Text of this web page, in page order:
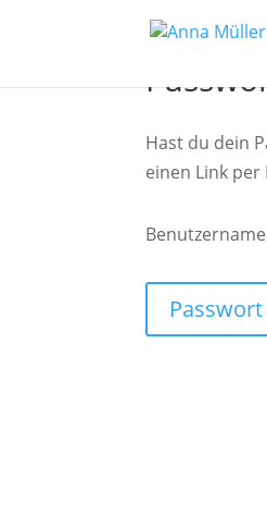
Hast du dein
einen Link